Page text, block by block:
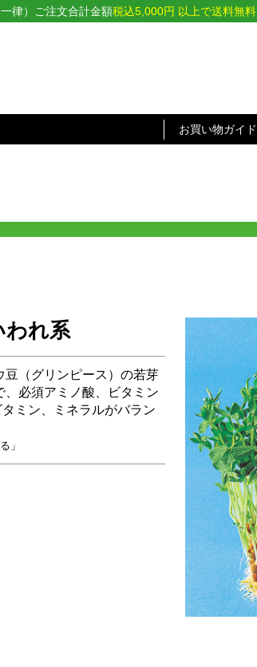
律）ご注文合計金額税込5,000円 以上で送料無料
お買い物ガイド
れ系
（グリンピース）の若芽
必須アミノ酸、ビタミン
ミン、ミネラルがバラン
」